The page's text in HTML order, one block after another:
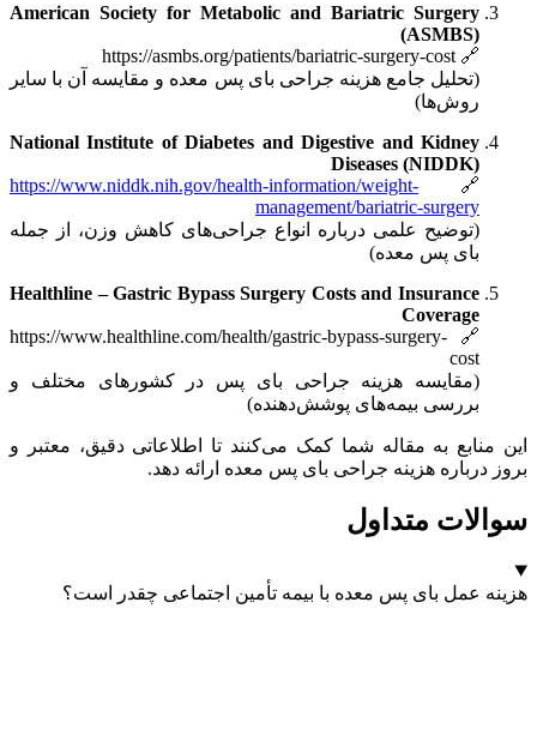
American Society for Metabolic and Bariatric Surgery
(ASMBS)
🔗
https://asmbs.org/patients/bariatric-surgery-cost
(تحلیل جامع هزینه جراحی بای پس معده و مقایسه آن با سایر
روش‌ها)
National Institute of Diabetes and Digestive and Kidney
Diseases (NIDDK)
🔗
https://www.niddk.nih.gov/health-information/weight-
management/bariatric-surgery
(توضیح علمی درباره انواع جراحی‌های کاهش وزن، از جمله
بای پس معده)
Healthline – Gastric Bypass Surgery Costs and Insurance
Coverage
🔗
https://www.healthline.com/health/gastric-bypass-surgery-
cost
(مقایسه هزینه جراحی بای پس در کشورهای مختلف و
بررسی بیمه‌های پوشش‌دهنده)
این منابع به مقاله شما کمک می‌کنند تا اطلاعاتی دقیق، معتبر و
بروز درباره هزینه جراحی بای پس معده ارائه دهد.
سوالات متداول
هزینه عمل بای‌ پس معده با بیمه تأمین اجتماعی چقدر است؟